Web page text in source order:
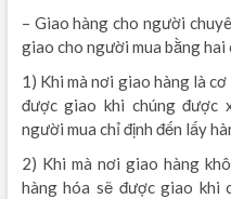
– Giao hàng cho người
giao cho người mua bằng hai
1) Khi mà nơi giao hàng là
được giao khi chúng được
người mua chỉ định đến lấy
2) Khi mà nơi giao hàng
hàng hóa sẽ được giao khi